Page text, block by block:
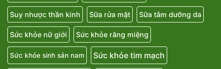
Suy nhược thần kinh Sữa rửa mặt Sữa tắm dưỡng da
Sức khỏe nữ giới Sức khỏe răng miệng
Sức khỏe sinh sản nam Sức khỏe tim mạch